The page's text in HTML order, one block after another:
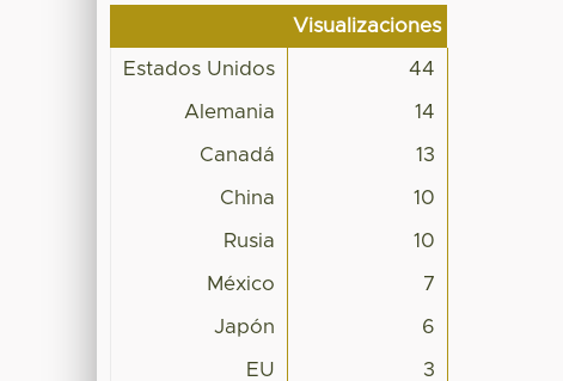
Visualizaciones
Estados Unidos 44
Alemania 14
Canadá 13
China 10
Rusia 10
México 7
Japón 6
EU 3